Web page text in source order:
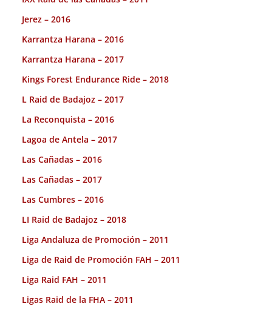
Jerez – 2016
Karrantza Harana – 2016
Karrantza Harana – 2017
Kings Forest Endurance Ride – 2018
L Raid de Badajoz – 2017
La Reconquista – 2016
Lagoa de Antela – 2017
Las Cañadas – 2016
Las Cañadas – 2017
Las Cumbres – 2016
LI Raid de Badajoz – 2018
Liga Andaluza de Promoción – 2011
Liga de Raid de Promoción FAH – 2011
Liga Raid FAH – 2011
Ligas Raid de la FHA – 2011